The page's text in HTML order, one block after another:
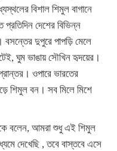
বিশাল শিমুল বাগানে
দেশের বিভিন্ন
দুপুরে পাপড়ি মেলে
ঘুম ভাঙায় সৌখিন হৃদয়ের।
ওপারে ভারতের
শিমুল বন। সব মিলে মিশে
বলেন, আমরা শুধু এই শিমুল
দেখেছি , তবে বাস্তবে এসে